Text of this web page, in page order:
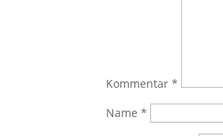
Kommentar*
Name*